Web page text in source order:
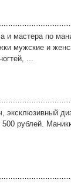
и мастера по
мужские и
...
эксклюзивный
рублей.